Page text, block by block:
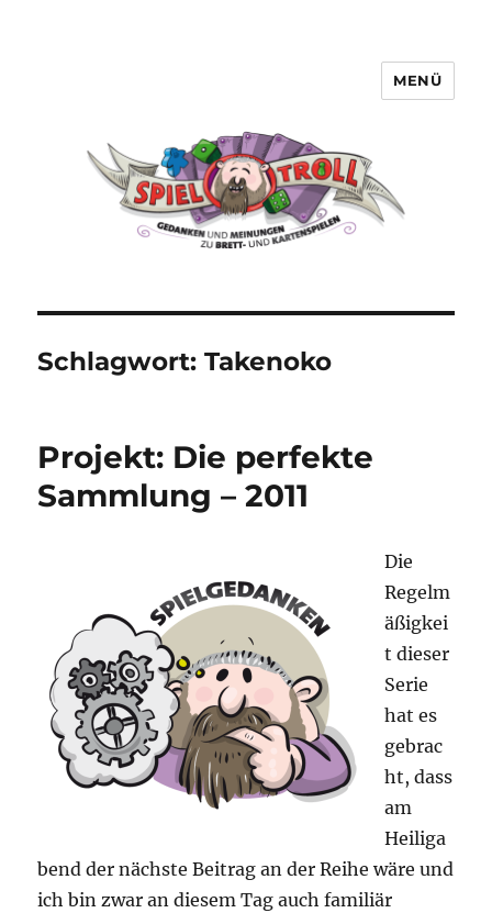
MENÜ
Schlagwort:Takenoko
Projekt: Die perfekte
Sammlung – 2011
Die
Regelm
äßigkei
t dieser
Serie
hat es
gebrac
ht, dass
am
Heiliga
bend der nächste Beitrag an der Reihe wäre und
ich bin zwar an diesem Tag auch familiär